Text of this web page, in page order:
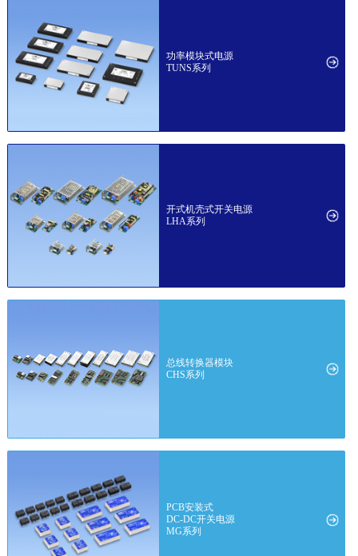
功率模块式电源
TUNS系列
开式机壳式开关电源
LHA系列
总线转换器模块
CHS系列
PCB安装式
DC-DC开关电源
MG系列